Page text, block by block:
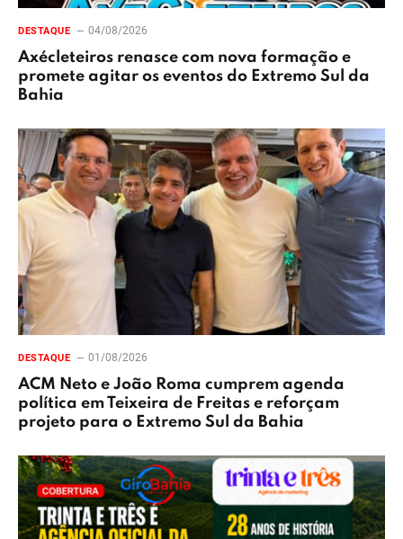
DESTAQUE 04/08/2026
Axécleteiros renasce com nova formação e
promete agitar os eventos do Extremo Sul da
Bahia
DESTAQUE 01/08/2026
ACM Neto e João Roma cumprem agenda
política em Teixeira de Freitas e reforçam
projeto para o Extremo Sul da Bahia